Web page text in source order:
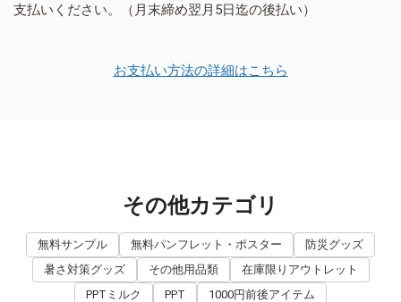
支払いください。（月末締め翌月5日迄の後払い）
お支払い方法の詳細はこちら
その他カテゴリ
無料サンプル 無料パンフレット・ポスター
防災グッズ
暑さ対策グッズ
その他用品類
在庫限りアウトレット
PPTミルク
PPT 1000円前後アイテム